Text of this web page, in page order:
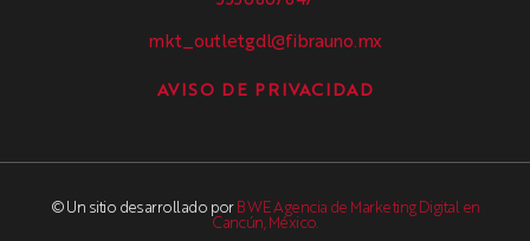
mkt_outletgdl@fibrauno.mx
AVISO DE PRIVACIDAD
© Un sitio desarrollado por BWE Agencia de Marketing Digital en
Cancún, México.